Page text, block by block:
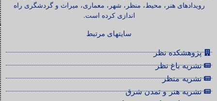
رویدادهای هنر، محیط، منظر، شهر، معماری، میراث و گردشگری راه
اندازی کرده است.
سایتهای مرتبط
پژوهشکده نظر
نشریه باغ نظر
نشریه منظر
نشریه هنر و تمدن شرق